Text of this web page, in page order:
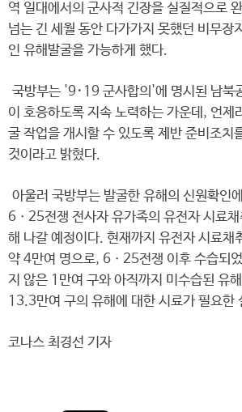
역 일대에서의 군사적 긴장을 실질적으로
넘는 긴 세월 동안 다가가지 못했던 비무장
인 유해발굴을 가능하게 했다.
국방부는 '9･19 군사합의'에 명시된 남북
이 호응하도록 지속 노력하는 가운데, 언제
굴 작업을 개시할 수 있도록 제반 준비조치
것이라고 밝혔다.
아울러 국방부는 발굴한 유해의 신원확인
6ㆍ25전쟁 전사자 유가족의 유전자 시료채
해 나갈 예정이다. 현재까지 유전자 시료채
약 4만여 명으로, 6ㆍ25전쟁 이후 수습되
지 않은 1만여 구와 아직까지 미수습된 유
13.3만여 구의 유해에 대한 시료가 필요
코나스 최경선 기자